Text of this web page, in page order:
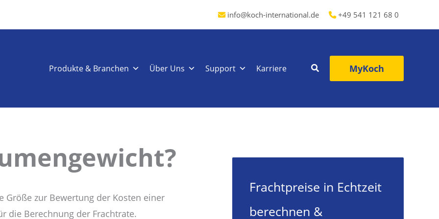
info@koch-international.de +49 541 121 68 0
Produkte & Branchen Über Uns Support Karriere MyKoch
zur Bewertung der Kosten einer
die Berechnung der Frachtrate.
Frachtpreise in Echtzeit
berechnen &